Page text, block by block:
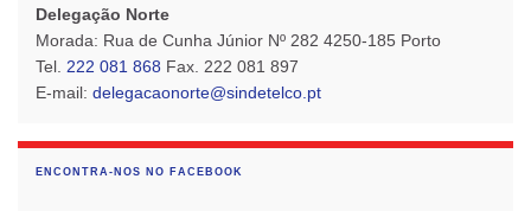
Delegação Norte
Morada: Rua de Cunha Júnior Nº 282 4250-185 Porto
Tel. 222 081 868 Fax. 222 081 897
E-mail: delegacaonorte@sindetelco.pt
ENCONTRA-NOS NO FACEBOOK